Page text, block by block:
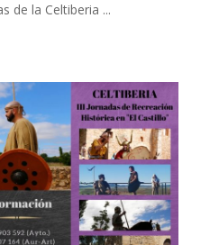
de la Celtiberia ...